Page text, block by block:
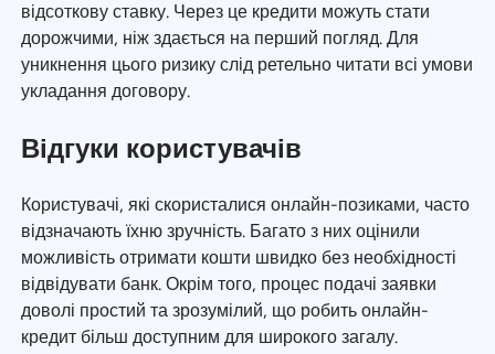
відсоткову ставку. Через це кредити можуть стати
дорожчими, ніж здається на перший погляд. Для
уникнення цього ризику слід ретельно читати всі умови
укладання договору.
Відгуки користувачів
Користувачі, які скористалися онлайн-позиками, часто
відзначають їхню зручність. Багато з них оцінили
можливість отримати кошти швидко без необхідності
відвідувати банк. Окрім того, процес подачі заявки
доволі простий та зрозумілий, що робить онлайн-
кредит більш доступним для широкого загалу.